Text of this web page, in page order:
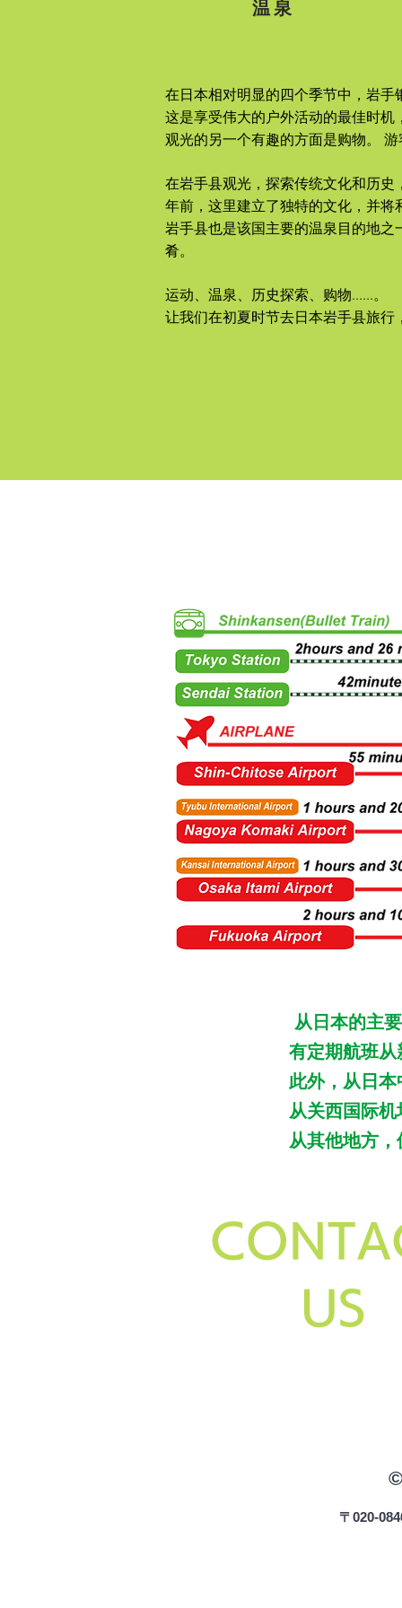
温泉
在日本相对明显的四个季节中，岩手
这是享受伟大的户外活动的最佳时
观光的另一个有趣的方面是购物。
在岩手县观光，探索传统文化和历史
年前，这里建立了独特的文化，并
岩手县也是该国主要的温泉目的地
肴。
运动、温泉、历史探索、购物......。
让我们在初夏时节去日本岩手县旅行
从日本的主
有定期航班
此外，从日
从关西国际
从其他地方
US
〒020-